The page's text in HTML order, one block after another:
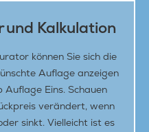
Kalkulation
können Sie sich die
Auflage anzeigen
Auflage Eins. Schauen
verändert, wenn
sinkt. Vielleicht ist es